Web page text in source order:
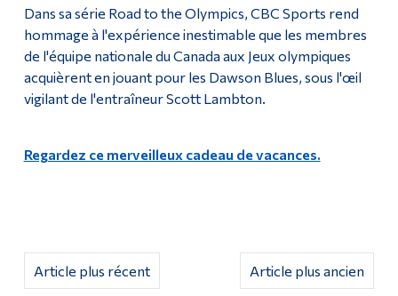
Dans sa série Road to the Olympics, CBC Sports rend
hommage à l'expérience inestimable que les membres
de l'équipe nationale du Canada aux Jeux olympiques
acquièrent en jouant pour les Dawson Blues, sous l'œil
vigilant de l'entraîneur Scott Lambton.
Regardez ce merveilleux cadeau de vacances.
Article plus ancien
Article plus récent
Admissions
La vie à Dawson
Qui vous êtes
Étudiants actuels